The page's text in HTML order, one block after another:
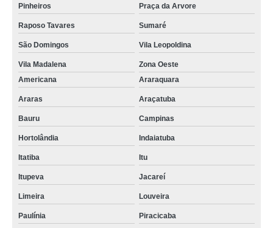
Pinheiros Praça da Arvore
Raposo Tavares Sumaré
São Domingos Vila Leopoldina
Vila Madalena
Zona Oeste
Americana
Araraquara
Araras Araçatuba
Bauru Campinas
Hortolândia Indaiatuba
Itatiba Itu
Itupeva Jacareí
Limeira Louveira
Paulínia Piracicaba